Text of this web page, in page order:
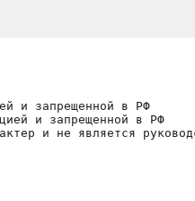
и запрещенной в РФ
и запрещенной в РФ
и не является